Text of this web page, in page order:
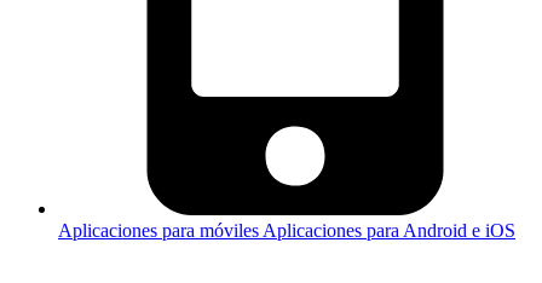
Aplicaciones para móviles Aplicaciones para Android e iOS